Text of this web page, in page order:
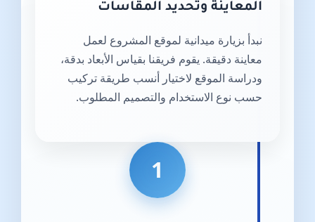
المعاينة وتحديد المقاسات
نبدأ بزيارة ميدانية لموقع المشروع لعمل
معاينة دقيقة. يقوم فريقنا بقياس الأبعاد بدقة،
ودراسة الموقع لاختيار أنسب طريقة تركيب
حسب نوع الاستخدام والتصميم المطلوب.
1